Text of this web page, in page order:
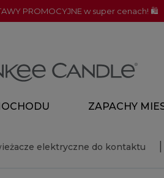
PROMOCYJNE w super cenach! 🛍️
ZAPACHY
elektryczne do kontaktu